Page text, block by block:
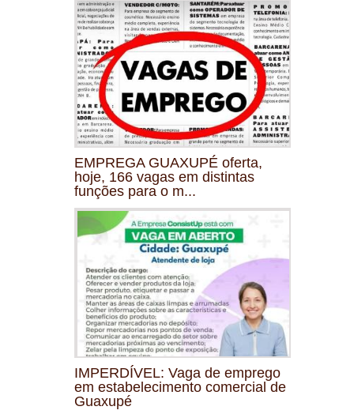
EMPREGA GUAXUPÉ oferta,
hoje, 166 vagas em distintas
funções para o m...
IMPERDÍVEL: Vaga de emprego
em estabelecimento comercial de
Guaxupé